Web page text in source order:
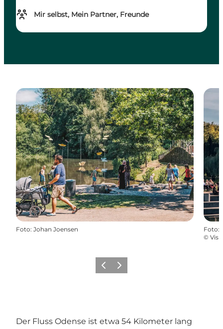
Mir selbst, Mein Partner, Freunde
Foto: Johan Joensen Foto:
©
ZurückWeiter
Der Fluss Odense ist etwa 54 Kilometer lang